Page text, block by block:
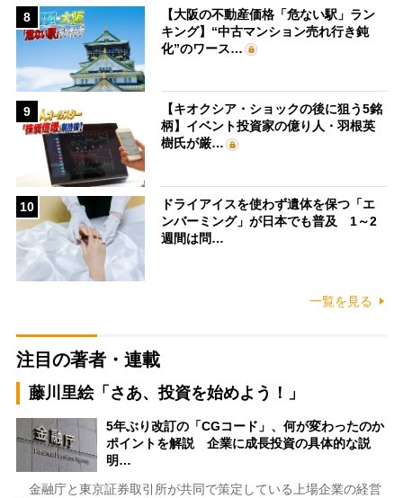
8
【大阪の不動産価格「危ない駅」ラン
キング】“中古マンション売れ行き鈍
化”のワース…
9
【キオクシア・ショックの後に狙う5銘
柄】イベント投資家の億り人・羽根英
樹氏が厳…
10
ドライアイスを使わず遺体を保つ「エ
ンバーミング」が日本でも普及 1～2
週間は問…
一覧を見る
注目の著者・連載
藤川里絵「さあ、投資を始めよう！」
5年ぶり改訂の「CGコード」、何が変わったのか
ポイントを解説 企業に成長投資の具体的な説
明…
金融庁と東京証券取引所が共同で策定している上場企業の経営